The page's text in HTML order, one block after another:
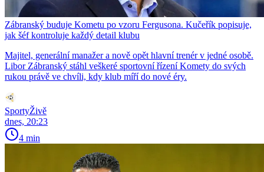
Zábranský buduje Kometu po vzoru Fergusona. Kučeřík popisuje,
jak šéf kontroluje každý detail klubu
Majitel, generální manažer a nově opět hlavní trenér v jedné osobě.
Libor Zábranský stáhl veškeré sportovní řízení Komety do svých
rukou právě ve chvíli, kdy klub míří do nové éry.
SportyŽivě
dnes, 20:23
4 min